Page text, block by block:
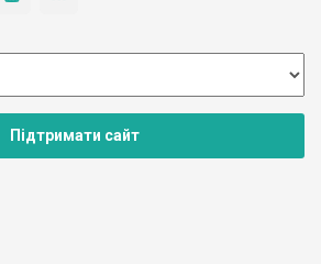
Підтримати сайт